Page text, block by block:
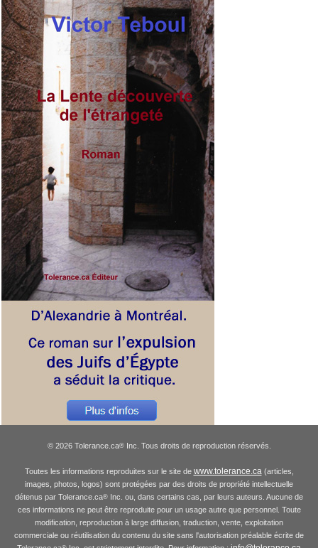
© 2026 Tolerance.ca®Inc. Tous droits de reproduction réservés.
Toutes les informations reproduites sur le site de www.tolerance.ca(articles,
images, photos, logos) sont protégées par des droits de propriété intellectuelle
détenus par Tolerance.ca® Inc. ou, dans certains cas, par leurs auteurs. Aucune de
ces informations ne peut être reproduite pour un usage autre que personnel. Toute
modification, reproduction à large diffusion, traduction, vente, exploitation
commerciale ou réutilisation du contenu du site sans l'autorisation préalable écrite de